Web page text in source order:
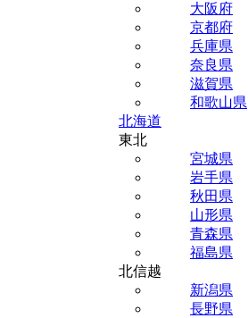
大阪府
京都府
兵庫県
奈良県
滋賀県
和歌山県
北海道
東北
宮城県
岩手県
秋田県
山形県
青森県
福島県
北信越
新潟県
長野県